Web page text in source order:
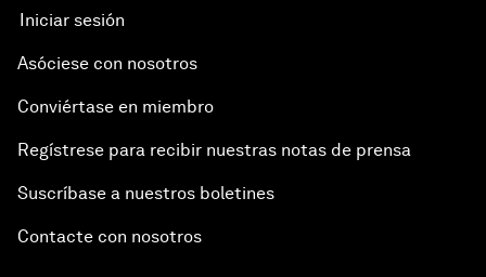
Iniciar sesión
Asóciese con nosotros
Conviértase en miembro
Regístrese para recibir nuestras notas de prensa
Suscríbase a nuestros boletines
Contacte con nosotros